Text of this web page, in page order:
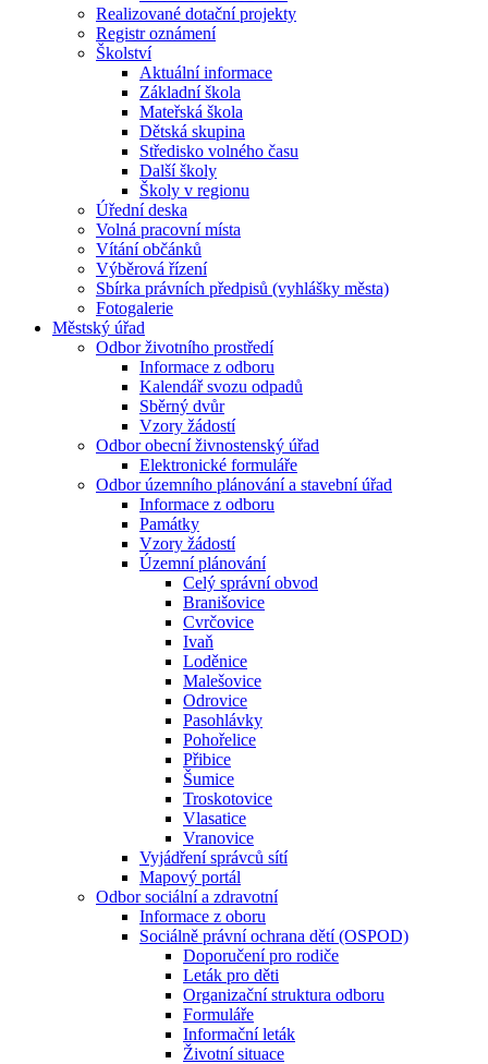
Realizované dotační projekty
Registr oznámení
Školství
Aktuální informace
Základní škola
Mateřská škola
Dětská skupina
Středisko volného času
Další školy
Školy v regionu
Úřední deska
Volná pracovní místa
Vítání občánků
Výběrová řízení
Sbírka právních předpisů (vyhlášky města)
Fotogalerie
Městský úřad
Odbor životního prostředí
Informace z odboru
Kalendář svozu odpadů
Sběrný dvůr
Vzory žádostí
Odbor obecní živnostenský úřad
Elektronické formuláře
Odbor územního plánování a stavební úřad
Informace z odboru
Památky
Vzory žádostí
Územní plánování
Celý správní obvod
Branišovice
Cvrčovice
Ivaň
Loděnice
Malešovice
Odrovice
Pasohlávky
Pohořelice
Přibice
Šumice
Troskotovice
Vlasatice
Vranovice
Vyjádření správců sítí
Mapový portál
Odbor sociální a zdravotní
Informace z oboru
Sociálně právní ochrana dětí (OSPOD)
Doporučení pro rodiče
Leták pro děti
Organizační struktura odboru
Formuláře
Informační leták
Životní situace